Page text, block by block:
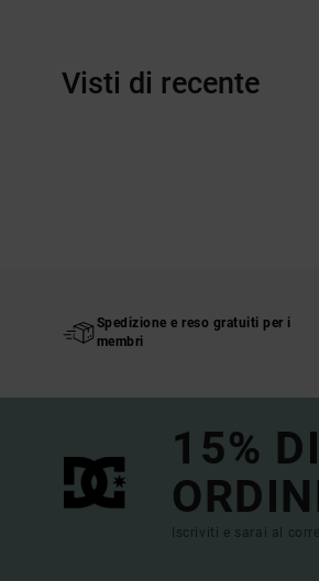
Visti di recente
Spedizione e reso gratuiti per i
membri
15%
Iscriviti e sarai al